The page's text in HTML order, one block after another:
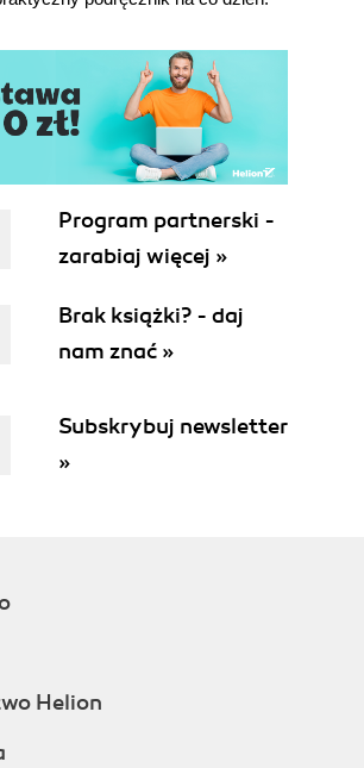
ciasteczek w PHP (127)
zalety korzystania z ciasteczek w
(138)
zawartość interaktywną (139)
od użytkownika? (141)
od użytkownika (142)
pobieranie plików (142)
danych pochodzących od
(146)
zapisywanie do pliku (150)
PHP (154)
zwracanie danych (156)
Program partnerski -
zarabiaj więcej »
Brak książki? - daj
nam znać »
Subskrybuj newsletter
»
Helion